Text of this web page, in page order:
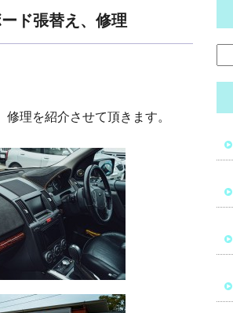
ド張替え、修理
理を紹介させて頂きます。